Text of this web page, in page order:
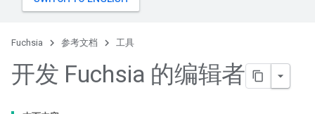
Fuchsia 参考文档 工具
开发 Fuchsia 的编辑者